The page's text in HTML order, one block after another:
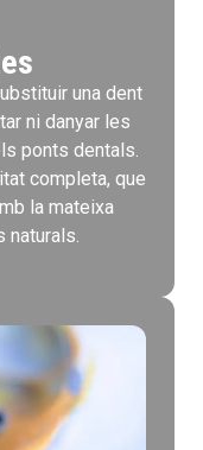
una dent
ni danyar les
ponts dentals.
completa, que
la mateixa
naturals.